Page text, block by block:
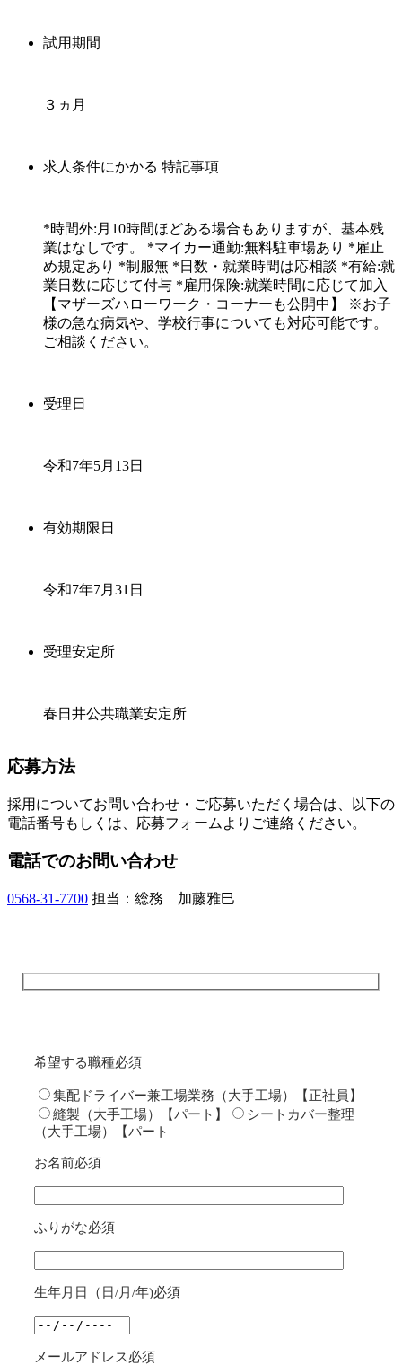
試用期間
３ヵ月
求人条件にかかる 特記事項
*時間外:月10時間ほどある場合もありますが、基本残
業はなしです。 *マイカー通勤:無料駐車場あり *雇止
め規定あり *制服無 *日数・就業時間は応相談 *有給:就
業日数に応じて付与 *雇用保険:就業時間に応じて加入
【マザーズハローワーク・コーナーも公開中】 ※お子
様の急な病気や、学校行事についても対応可能です。
ご相談ください。
受理日
令和7年5月13日
有効期限日
令和7年7月31日
受理安定所
春日井公共職業安定所
応募方法
採用についてお問い合わせ・ご応募いただく場合は、以下の
電話番号もしくは、応募フォームよりご連絡ください。
電話でのお問い合わせ
0568-31-7700 担当：総務 加藤雅巳
希望する職種必須
集配ドライバー兼工場業務（大手工場）【正社員】
縫製（大手工場）【パート】
シートカバー整理
（大手工場）【パート
お名前必須
ふりがな必須
生年月日（日/月/年)必須
メールアドレス必須